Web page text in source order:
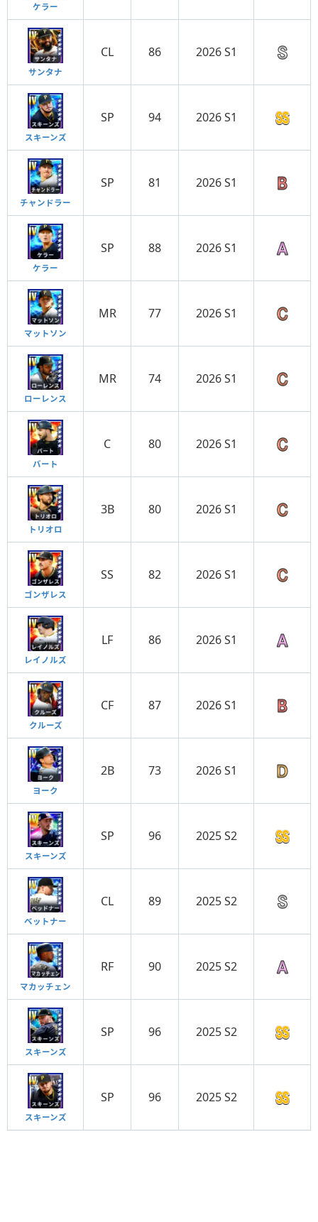
ケラー
サンタナ
CL 86 2026 S1
スキーンズ
SP 94 2026 S1
チャンドラー
SP 81 2026 S1
ケラー
SP 88 2026 S1
マットソン
MR 77 2026 S1
ローレンス
MR 74 2026 S1
バート
C 80 2026 S1
トリオロ
3B 80 2026 S1
ゴンザレス
SS 82 2026 S1
レイノルズ
LF 86 2026 S1
クルーズ
CF 87 2026 S1
ヨーク
2B 73 2026 S1
スキーンズ
SP 96 2025 S2
ベットナー
CL 89 2025 S2
マカッチェン
RF 90 2025 S2
スキーンズ
SP 96 2025 S2
スキーンズ
SP 96 2025 S2